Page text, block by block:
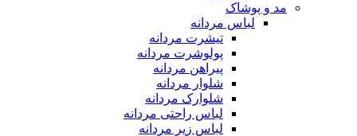
مد و پوشاک
لباس مردانه
تیشرت مردانه
پولوشرت مردانه
پیراهن مردانه
شلوار مردانه
شلوارک مردانه
لباس راحتی مردانه
لباس زیر مردانه